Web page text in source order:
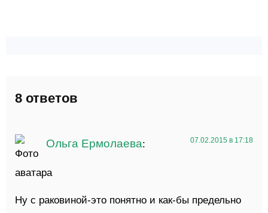
8 ответов
Ольга Ермолаева: 07.02.2015 в 17:18
Ну с раковиной-это понятно и как-бы предельно